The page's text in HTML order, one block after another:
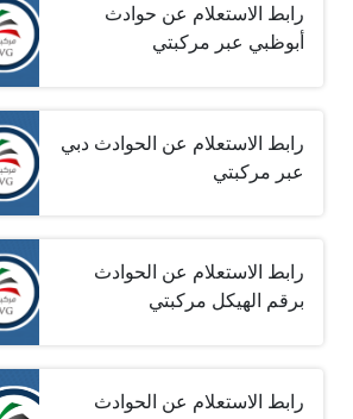
رابط الاستعلام عن حوادث
أبوظبي عبر مركبتي
رابط الاستعلام عن الحوادث دبي
عبر مركبتي
رابط الاستعلام عن الحوادث
برقم الهيكل مركبتي
رابط الاستعلام عن الحوادث